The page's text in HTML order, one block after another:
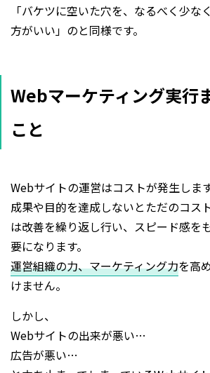
「バケツに空いた穴を、なるべく少な
方がいい」のと同様です。
Webマーケティング実行
こと
Webサイトの運営はコストが発生します
成果や目的を達成しないとただのコス
は改善を繰り返し行い、スピード感を
要になります。
運営組織の力、マーケティング力を高
けません。
しかし、
Webサイトの出来が悪い…
広告が悪い…